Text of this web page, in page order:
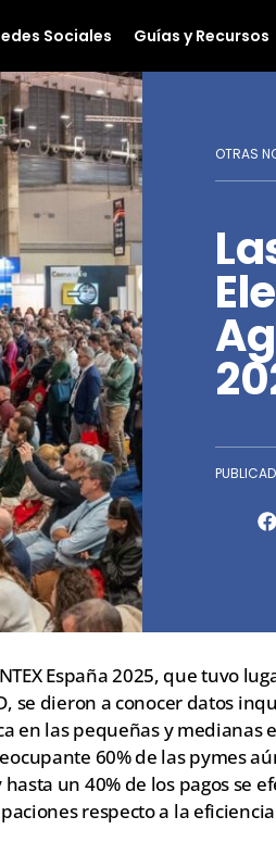
Sociales Guías y Recursos
OTRAS
España 2025, que tuvo
se dieron a conocer datos
en las pequeñas y medianas
60% de las pymes
un 40% de los pagos se
respecto a la